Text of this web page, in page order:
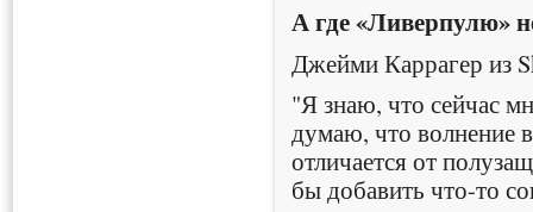
А где «Ливерпулю»
Джейми Каррагер из
"Я знаю, что сейчас
думаю, что волнение
отличается от
бы добавить что-то